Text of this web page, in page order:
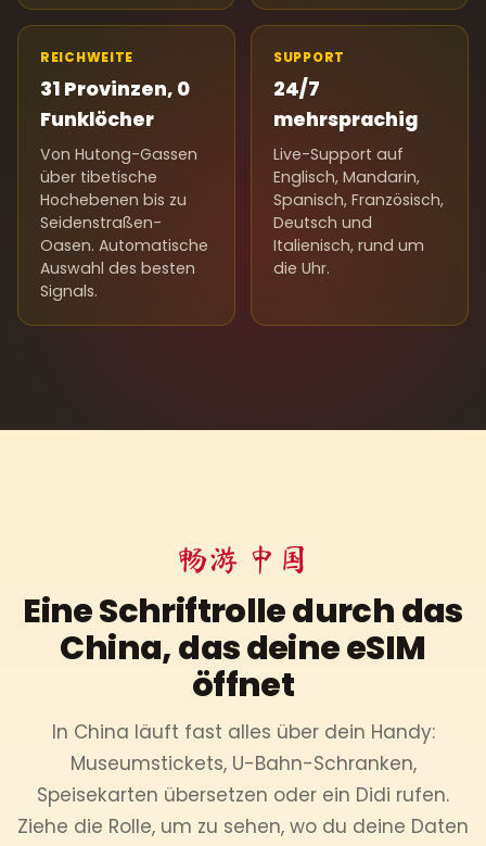
REICHWEITE
31 Provinzen, 0
Funklöcher
Von Hutong-Gassen
über tibetische
Hochebenen bis zu
Seidenstraßen-
Oasen. Automatische
Auswahl des besten
Signals.
SUPPORT
24/7
mehrsprachig
Live-Support auf
Englisch, Mandarin,
Spanisch, Französisch,
Deutsch und
Italienisch, rund um
die Uhr.
畅游 中国
Eine Schriftrolle durch das
China, das deine eSIM
öffnet
In China läuft fast alles über dein Handy:
Museumstickets, U-Bahn-Schranken,
Speisekarten übersetzen oder ein Didi rufen.
Ziehe die Rolle, um zu sehen, wo du deine Daten